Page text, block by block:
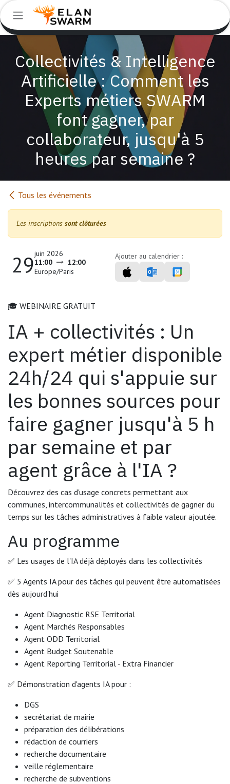
Se rendre au contenu
Collectivités & Intelligence
Artificielle : Comment les
Experts métiers SWARM
font gagner, par
collaborateur, jusqu'à 5
heures par semaine ?
Tous les événements
Les inscriptions sont clôturées
29juin 2026
11:00
12:00
Europe/Paris
Ajouter au calendrier :
🎓 WEBINAIRE GRATUIT
IA + collectivités : Un
expert métier disponible
24h/24 qui s'appuie sur
les bonnes sources pour
faire gagner jusqu'à 5 h
par semaine et par
agent grâce à l'IA ?
Découvrez des cas d'usage concrets permettant aux
communes, intercommunalités et collectivités de gagner du
temps sur les tâches administratives à faible valeur ajoutée.
Au programme
✅ Les usages de l'IA déjà déployés dans les collectivités
✅ 5 Agents IA pour des tâches qui peuvent être automatisées
dès aujourd'hui
Agent Diagnostic RSE Territorial
Agent Marchés Responsables
Agent ODD Territorial
Agent Budget Soutenable
Agent Reporting Territorial - Extra Financier
✅ Démonstration d'agents IA pour :
DGS
secrétariat de mairie
préparation des délibérations
rédaction de courriers
recherche documentaire
veille réglementaire
recherche de subventions